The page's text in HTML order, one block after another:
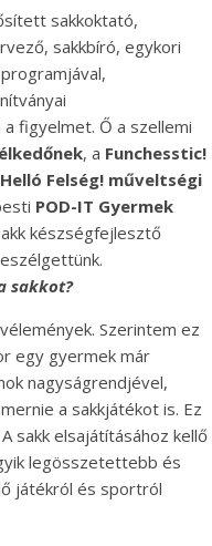
sakkoktató,
sakkbíró, egykori
figyelmet. Ő a szellemi
, a Funchesstic!
Helló Felség! műveltségi
POD-IT Gyermek
készségfejlesztő
sakkot?
Szerintem ez
egy gyermek már
nagyságrendjével,
a sakkjátékot is. Ez
sakk elsajátításához kellő
legösszetettebb és
játékról és sportról